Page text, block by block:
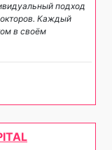
подход
Каждый
в своём